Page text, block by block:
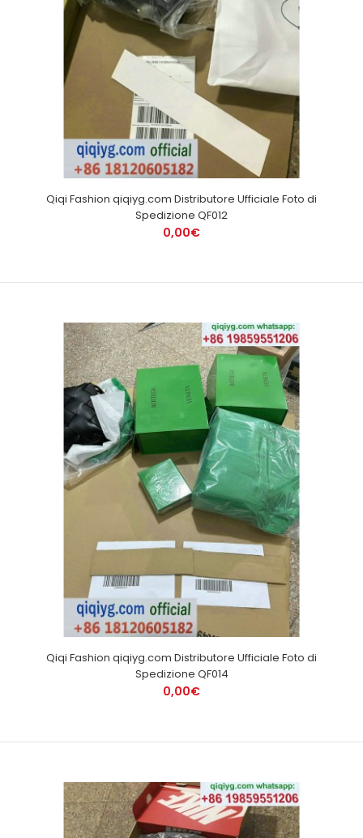
Qiqi Fashion qiqiyg.com Distributore Ufficiale Foto di
Spedizione QF012
0,00€
Qiqi Fashion qiqiyg.com Distributore Ufficiale Foto di
Spedizione QF014
0,00€